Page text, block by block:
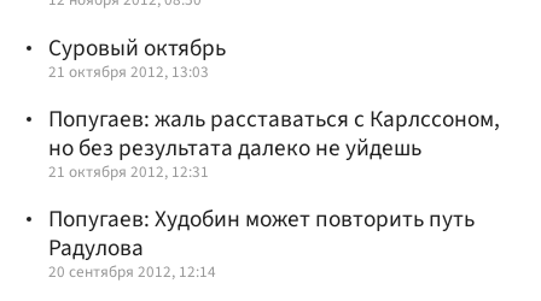
Суровый октябрь
21 октября 2012, 13:03
Попугаев: жаль расставаться с Карлссоном,
но без результата далеко не уйдешь
21 октября 2012, 12:31
Попугаев: Худобин может повторить путь
Радулова
20 сентября 2012, 12:14